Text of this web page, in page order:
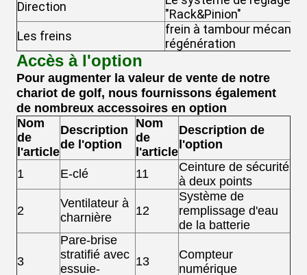
Direction
"Rack&Pinion"
Les freins
frein à tambour
régénération
Accès à l'option
Pour augmenter la valeur de vente de notre
chariot de golf, nous fournissons également
de nombreux accessoires en option
Nom
de
l'article
Description
de l'option
Nom
de
l'article
Description de
l'option
1 E-clé 11
Ceinture de sécurité
à deux points
2
Ventilateur à
charnière
12
Système de
remplissage d'eau
de la batterie
3
Pare-brise
stratifié avec
essuie-
13
Compteur
numérique